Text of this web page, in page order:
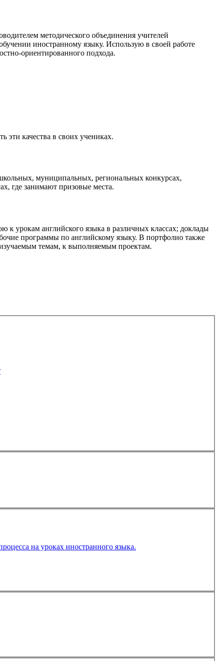
методического объединения учителей
иностранному языку. Использую в своей работе
ориентированного подхода.
качества в своих учениках.
муниципальных, региональных конкурсах,
где занимают призовые места.
к урокам английского языка в различных классах; доклады
программы по английскому языку. В портфолио также
темам, к выполняемым проектам.
Использование современных педагогических технологий – как одно из условий повышения качества образовательного процесса на уроках иностранного языка.